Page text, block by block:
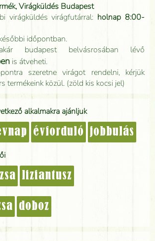
Virágküldés Budapest
virágküldés virágfutárral: holnap 8:00-
időpontban.
budapest belvásrosában lévő
is átveheti.
szeretne virágot rendelni, kérjük
termékeink közül. (zöld kis kocsi jel)
alkalmakra ajánljuk
évforduló jobbulás
liziantusz
doboz